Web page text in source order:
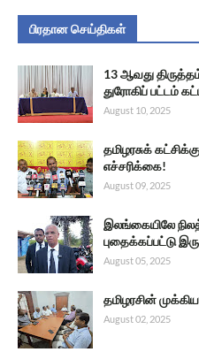
பிரதான செய்திகள்
13 ஆவது
துரோகிப் பட்டம்
August 10, 2025
தமிழரசுக்
எச்சரிக்கை!
August 09, 2025
இலங்கையிலே
புதைக்கப்பட்டு
August 05, 2025
தமிழரசின்
August 02, 2025